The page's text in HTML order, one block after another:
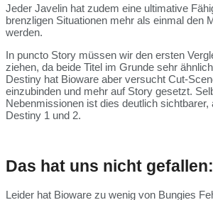
Jeder Javelin hat zudem eine ultimative
brenzligen Situationen mehr als einmal den
werden.
In puncto Story müssen wir den ersten
ziehen, da beide Titel im Grunde sehr
Destiny hat Bioware aber versucht Cut-
einzubinden und mehr auf Story gesetzt.
Nebenmissionen ist dies deutlich
Destiny 1 und 2.
Das hat uns nicht gefallen:
Leider hat Bioware zu wenig von Bungies